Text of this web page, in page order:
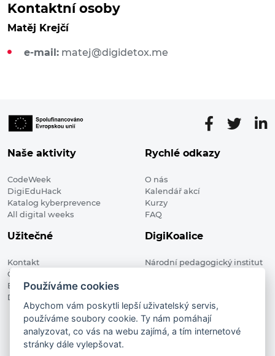
Kontaktní osoby
Matěj Krejčí
e-mail: matej@digidetox.me
Naše aktivity
CodeWeek
DigiEduHack
Katalog kyberprevence
All digital weeks
Rychlé odkazy
O nás
Kalendář akcí
Kurzy
FAQ
Užitečné
Kontakt
Členské organizace
Blog
Digitalizace ve vzdělávání
DigiKoalice
Národní pedagogický institut
DigiKoalice 2021. All rights reserved
Vstup do administrace
Používáme cookies
Abychom vám poskytli lepší uživatelský servis,
používáme soubory cookie. Ty nám pomáhají
analyzovat, co vás na webu zajímá, a tím internetové
stránky dále vylepšovat.